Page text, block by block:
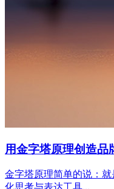
用金字塔原理创造品
金字塔原理简单的说：